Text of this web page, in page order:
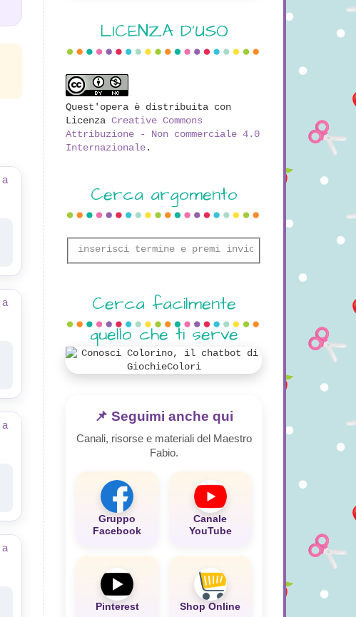
LICENZA D'USO
Quest'opera è distribuita con
Licenza Creative Commons
Attribuzione - Non commerciale 4.0
Internazionale.
Cerca argomento
Cerca facilmente
quello che ti serve
📌 Seguimi anche qui
Canali, risorse e materiali del Maestro
Fabio.
Gruppo
Facebook
Canale
YouTube
Pinterest Shop Online